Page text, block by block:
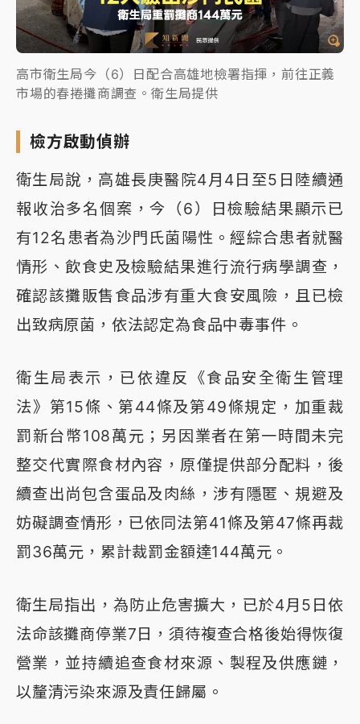
高市衛生局今（6）日配合高雄地檢署指揮，前往正義
市場的春捲攤商調查。衛生局提供
檢方啟動偵辦
衛生局說，高雄長庚醫院4月4日至5日陸續通
報收治多名個案，今（6）日檢驗結果顯示已
有12名患者為沙門氏菌陽性。經綜合患者就醫
情形、飲食史及檢驗結果進行流行病學調查，
確認該攤販售食品涉有重大食安風險，且已檢
出致病原菌，依法認定為食品中毒事件。
衛生局表示，已依違反《食品安全衛生管理
法》第15條、第44條及第49條規定，加重裁
罰新台幣108萬元；另因業者在第一時間未完
整交代實際食材內容，原僅提供部分配料，後
續查出尚包含蛋品及肉絲，涉有隱匿、規避及
妨礙調查情形，已依同法第41條及第47條再裁
罰36萬元，累計裁罰金額達144萬元。
衛生局指出，為防止危害擴大，已於4月5日依
法命該攤商停業7日，須待複查合格後始得恢復
營業，並持續追查食材來源、製程及供應鏈，
以釐清污染來源及責任歸屬。